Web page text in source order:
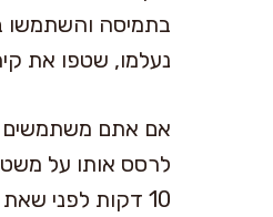
בתמיסה והשתמשו
נעלמו, שטפו את
אם אתם משתמשים
10 דקות לפני